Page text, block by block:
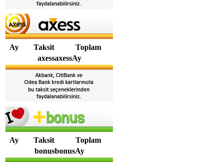
Ay Taksit
Toplam
axessaxessAy
Ay Taksit
Toplam
bonusbonusAy